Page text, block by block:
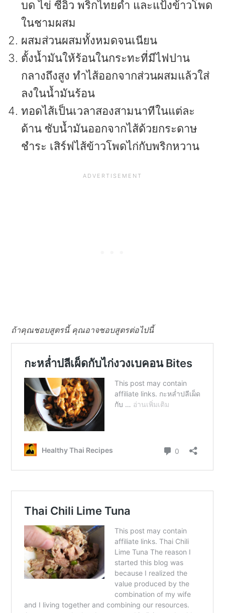
บด ไข่ ซีอิ๊ว พริกไทยดำ และแป้งข้าวโพด
ในชามผสม
ผสมส่วนผสมทั้งหมดจนเนียน
ตั้งน้ำมันให้ร้อนในกระทะที่มีไฟปาน
กลางถึงสูง ทำไส้ออกจากส่วนผสมแล้วใส่
ลงในน้ำมันร้อน
ทอดไส้เป็นเวลาสองสามนาทีในแต่ละ
ด้าน ซับน้ำมันออกจากไส้ด้วยกระดาษ
ชำระ เสิร์ฟไส้ข้าวโพดไก่กับพริกหวาน
ถ้าคุณชอบสูตรนี้ คุณอาจชอบสูตรต่อไปนี้